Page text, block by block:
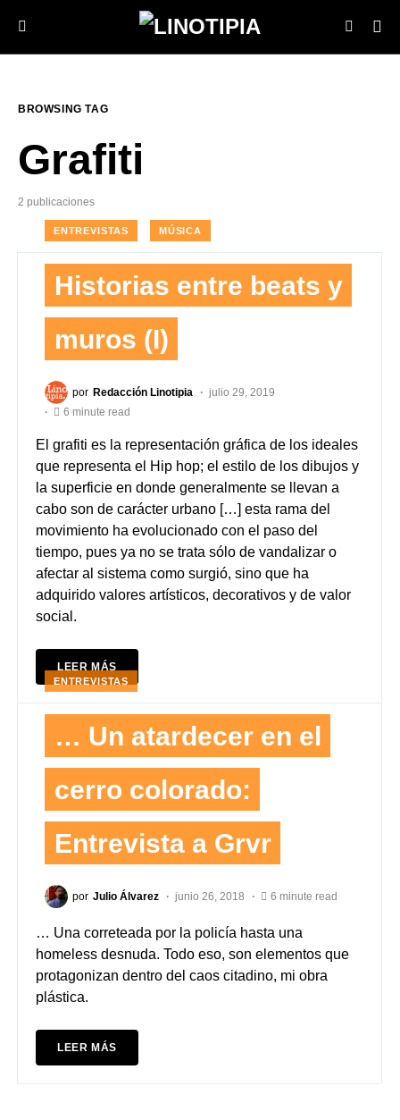
BROWSING TAG
Grafiti
2 publicaciones
ENTREVISTAS MÚSICA
Historias entre beats y
muros (I)
por Redacción Linotipia
julio 29, 2019
6 minute read
El grafiti es la representación gráfica de los ideales
que representa el Hip hop; el estilo de los dibujos y
la superficie en donde generalmente se llevan a
cabo son de carácter urbano […] esta rama del
movimiento ha evolucionado con el paso del
tiempo, pues ya no se trata sólo de vandalizar o
afectar al sistema como surgió, sino que ha
adquirido valores artísticos, decorativos y de valor
social.
LEER MÁS
ENTREVISTAS
… Un atardecer en el
cerro colorado:
Entrevista a Grvr
por Julio Álvarez junio 26, 2018 6 minute read
… Una correteada por la policía hasta una
homeless desnuda. Todo eso, son elementos que
protagonizan dentro del caos citadino, mi obra
plástica.
LEER MÁS